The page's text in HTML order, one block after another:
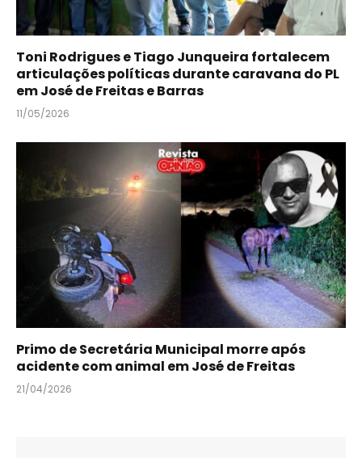
Toni Rodrigues e Tiago Junqueira fortalecem
articulações políticas durante caravana do PL
em José de Freitas e Barras
11/05/2026
Primo de Secretária Municipal morre após
acidente com animal em José de Freitas
21/04/2026